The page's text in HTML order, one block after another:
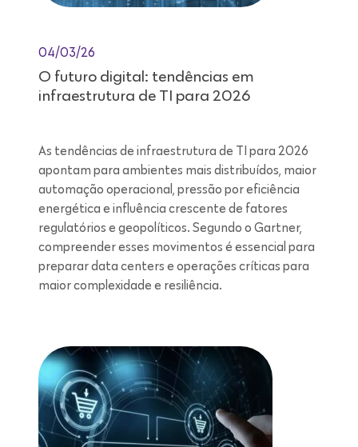
04/03/26
O futuro digital: tendências em
infraestrutura de TI para 2026
As tendências de infraestrutura de TI para 2026
apontam para ambientes mais distribuídos, maior
automação operacional, pressão por eficiência
energética e influência crescente de fatores
regulatórios e geopolíticos. Segundo o Gartner,
compreender esses movimentos é essencial para
preparar data centers e operações críticas para
maior complexidade e resiliência.